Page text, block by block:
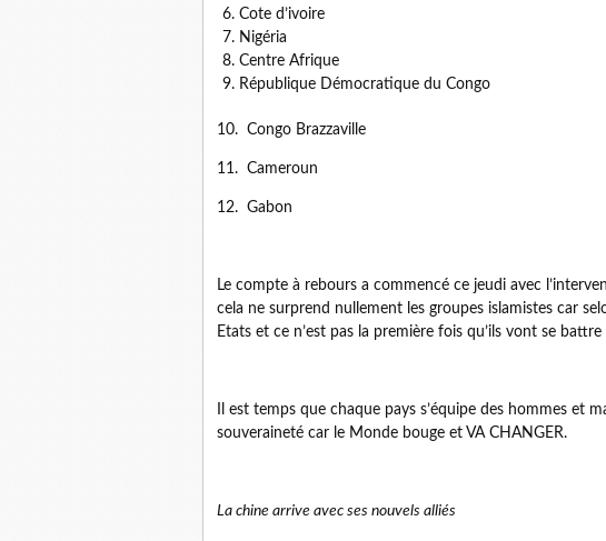
Cote d’ivoire
Nigéria
Centre Afrique
République Démocratique du Congo
10. Congo Brazzaville
11. Cameroun
12. Gabon
Le compte à rebours a commencé ce jeudi avec
cela ne surprend nullement les groupes islamistes car
Etats et ce n’est pas la première fois qu’ils vont se battre
Il est temps que chaque pays s’équipe des hommes et
souveraineté car le Monde bouge et VA CHANGER.
La chine arrive avec ses nouvels alliés